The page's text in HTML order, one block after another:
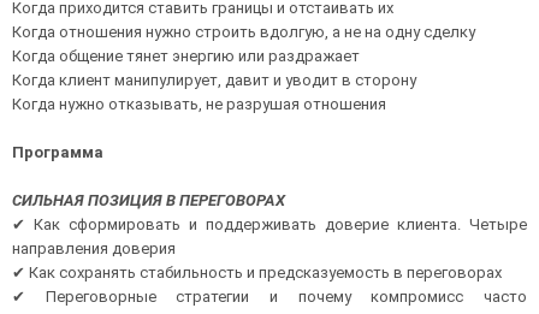
Когда приходится ставить границы и отстаивать их
Когда отношения нужно строить вдолгую, а не на одну сделку
Когда общение тянет энергию или раздражает
Когда клиент манипулирует, давит и уводит в сторону
Когда нужно отказывать, не разрушая отношения
Программа
СИЛЬНАЯ ПОЗИЦИЯ В ПЕРЕГОВОРАХ
✔ Как сформировать и поддерживать доверие клиента. Четыре
направления доверия
✔ Как сохранять стабильность и предсказуемость в переговорах
✔ Переговорные стратегии и почему компромисс часто